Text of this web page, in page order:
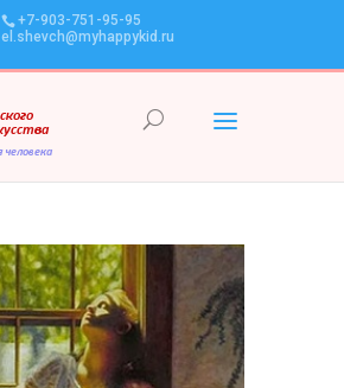
+7-903-751-95-95
el.shevch@myhappykid.ru